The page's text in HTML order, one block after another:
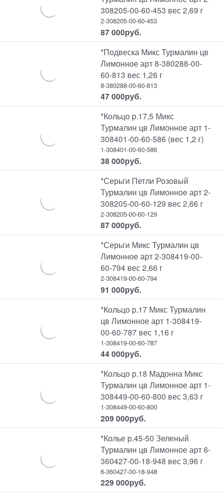
308205-00-60-453 вес 2,69 г
2-308205-00-60-453
87 000руб.
*Подвеска Микс Турмалин цв
Лимонное арт 8-380288-00-
60-813 вес 1,26 г
8-380288-00-60-813
47 000руб.
*Кольцо р.17,5 Микс
Турмалин цв Лимонное арт 1-
308401-00-60-586 (вес 1,2 г)
1-308401-00-60-586
38 000руб.
*Серьги Петли Розовый
Турмалин цв Лимонное арт 2-
308205-00-60-129 вес 2,66 г
2-308205-00-60-129
87 000руб.
*Серьги Микс Турмалин цв
Лимонное арт 2-308419-00-
60-794 вес 2,66 г
2-308419-00-60-794
91 000руб.
*Кольцо р.17 Микс Турмалин
цв Лимонное арт 1-308419-
00-60-787 вес 1,16 г
1-308419-00-60-787
44 000руб.
*Кольцо р.18 Мадонна Микс
Турмалин цв Лимонное арт 1-
308449-00-60-800 вес 3,63 г
1-308449-00-60-800
209 000руб.
*Колье р.45-50 Зеленый
Турмалин цв Лимонное арт 6-
360427-00-18-948 вес 3,96 г
6-360427-00-18-948
229 000руб.